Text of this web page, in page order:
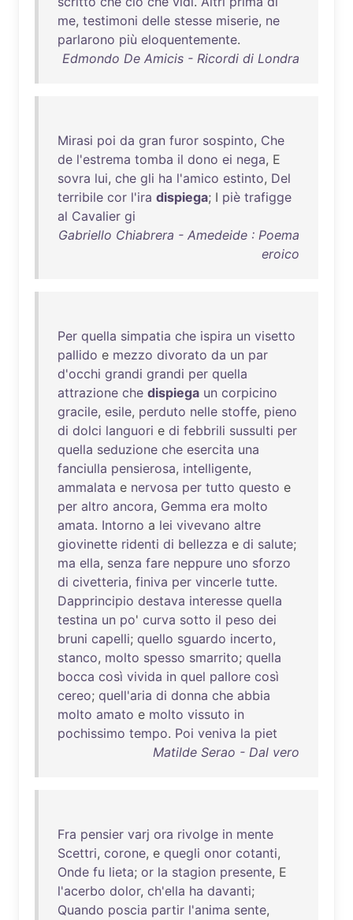
me, testimoni delle stesse miserie, ne
parlarono più eloquentemente.
Edmondo De Amicis - Ricordi di Londra
Mirasi poi da gran furor sospinto, Che
de l'estrema tomba il dono ei nega, E
sovra lui, che gli ha l'amico estinto, Del
terribile cor l'ira dispiega; I piè trafigge
al Cavalier gi
Gabriello Chiabrera - Amedeide : Poema
eroico
Per quella simpatia che ispira un visetto
pallido e mezzo divorato da un par
d'occhi grandi grandi per quella
attrazione che dispiega un corpicino
gracile, esile, perduto nelle stoffe, pieno
di dolci languori e di febbrili sussulti per
quella seduzione che esercita una
fanciulla pensierosa, intelligente,
ammalata e nervosa per tutto questo e
per altro ancora, Gemma era molto
amata. Intorno a lei vivevano altre
giovinette ridenti di bellezza e di salute;
ma ella, senza fare neppure uno sforzo
di civetteria, finiva per vincerle tutte.
Dapprincipio destava interesse quella
testina un po' curva sotto il peso dei
bruni capelli; quello sguardo incerto,
stanco, molto spesso smarrito; quella
bocca così vivida in quel pallore così
cereo; quell'aria di donna che abbia
molto amato e molto vissuto in
pochissimo tempo. Poi veniva la piet
Matilde Serao - Dal vero
Fra pensier varj ora rivolge in mente
Scettri, corone, e quegli onor cotanti,
Onde fu lieta; or la stagion presente, E
l'acerbo dolor, ch'ella ha davanti;
Quando poscia partir l'anima sente,